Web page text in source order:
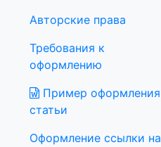
Авторские права
Требования к
оформлению
Пример оформления
статьи
Оформление ссылки на